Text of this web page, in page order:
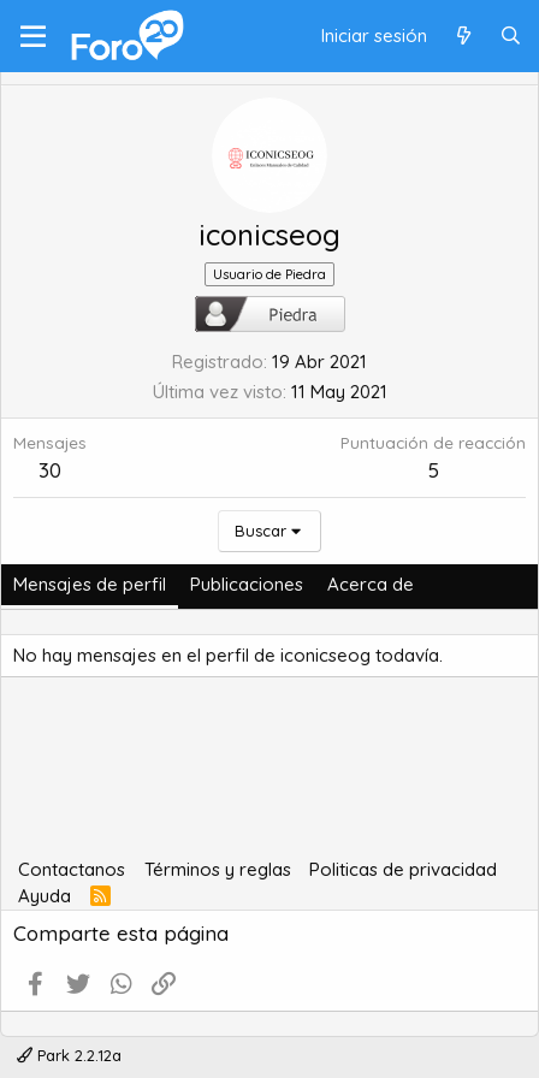
Iniciar sesión
iconicseog
Usuario de Piedra
Registrado 19 Abr 2021
Última vez visto 11 May 2021
Mensajes
30
Puntuación de reacción
5
Buscar
Mensajes de perfil Publicaciones Acerca de
No hay mensajes en el perfil de iconicseog todavía.
Contactanos Términos y reglas
Politicas de privacidad
Ayuda
R
S
S
Comparte esta página
Facebook
Twitter WhatsApp
Park 2.2.12a